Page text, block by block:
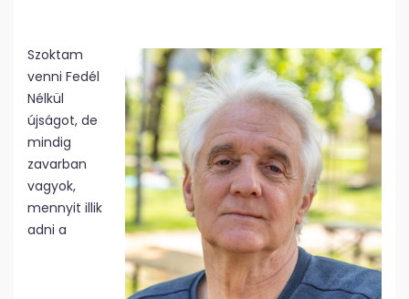
Szoktam
venni Fedél
Nélkül
újságot, de
mindig
zavarban
vagyok,
mennyit illik
adni a